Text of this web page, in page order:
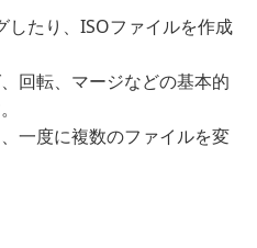
したり、ISOファイルを作成
回転、マージなどの基本的
一度に複数のファイルを変